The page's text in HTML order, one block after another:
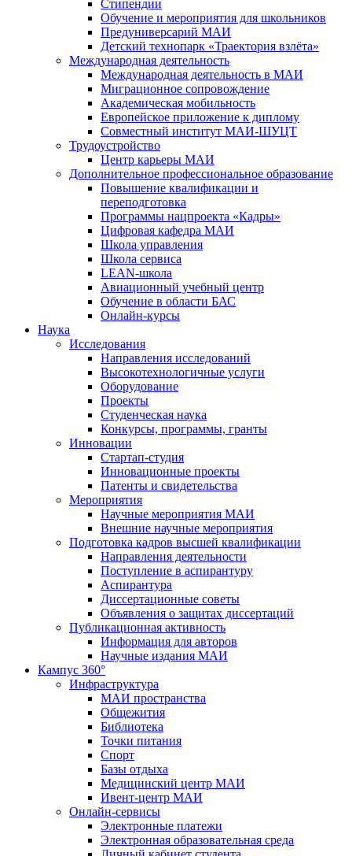
Стипендии
Обучение и мероприятия для школьников
Предуниверсарий МАИ
Детский технопарк «Траектория взлёта»
Международная деятельность
Международная деятельность в МАИ
Миграционное сопровождение
Академическая мобильность
Европейское приложение к диплому
Совместный институт МАИ-ШУЦТ
Трудоустройство
Центр карьеры МАИ
Дополнительное профессиональное образование
Повышение квалификации и
переподготовка
Программы нацпроекта «Кадры»
Цифровая кафедра МАИ
Школа управления
Школа сервиса
LEAN-школа
Авиационный учебный центр
Обучение в области БАС
Онлайн-курсы
Наука
Исследования
Направления исследований
Высокотехнологичные услуги
Оборудование
Проекты
Студенческая наука
Конкурсы, программы, гранты
Инновации
Стартап-студия
Инновационные проекты
Патенты и свидетельства
Мероприятия
Научные мероприятия МАИ
Внешние научные мероприятия
Подготовка кадров высшей квалификации
Направления деятельности
Поступление в аспирантуру
Аспирантура
Диссертационные советы
Объявления о защитах диссертаций
Публикационная активность
Информация для авторов
Научные издания МАИ
Кампус 360°
Инфраструктура
МАИ пространства
Общежития
Библиотека
Точки питания
Спорт
Базы отдыха
Медицинский центр МАИ
Ивент-центр МАИ
Онлайн-сервисы
Электронные платежи
Электронная образовательная среда